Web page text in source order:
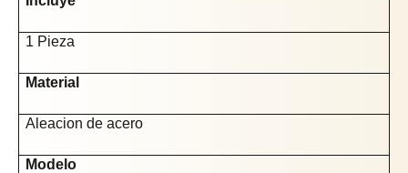
1 Pieza
Material
Aleacion de acero
Modelo